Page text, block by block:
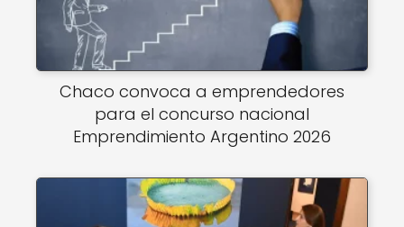
Chaco convoca a emprendedores
para el concurso nacional
Emprendimiento Argentino 2026